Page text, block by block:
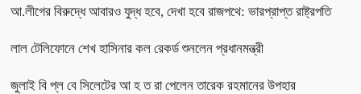
আ.লীগের বিরুদ্ধে আবারও যুদ্ধ হবে, দেখা হবে রাজপথে: ভারপ্রাপ্ত রাষ্ট্রপতি
লাল টেলিফোনে শেখ হাসিনার কল রেকর্ড শুনলেন প্রধানমন্ত্রী
জুলাই বি প্ল বে সিলেটের আ হ ত রা পেলেন তারেক রহমানের উপহার